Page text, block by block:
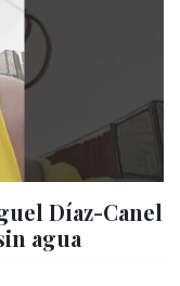
Díaz-Canel
agua